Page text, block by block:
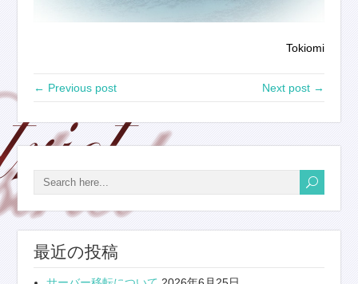
Tokiomi
← Previous post Next post →
最近の投稿